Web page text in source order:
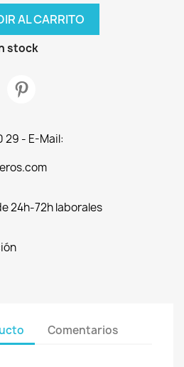
AL CARRITO
stock
29 - E-Mail:
24h-72h laborales
Comentarios